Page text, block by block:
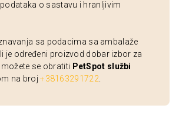
o sastavu i hranljivim
sa podacima sa ambalaže
je određeni proizvod dobar izbor za
se obratiti PetSpot službi
na broj+38163291722